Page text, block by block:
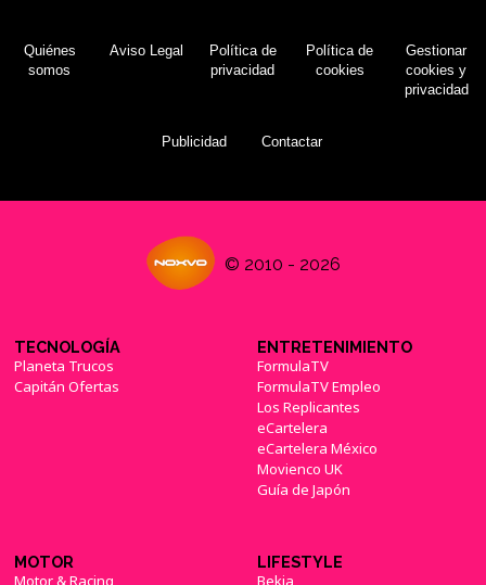
Quiénes
somos
Aviso Legal
Política de
privacidad
Política de
cookies
Gestionar
cookies y
privacidad
Publicidad Contactar
© 2010 - 2026
TECNOLOGÍA
Planeta Trucos
Capitán Ofertas
ENTRETENIMIENTO
FormulaTV
FormulaTV Empleo
Los Replicantes
eCartelera
eCartelera México
Movienco UK
Guía de Japón
MOTOR
Motor & Racing
LIFESTYLE
Bekia